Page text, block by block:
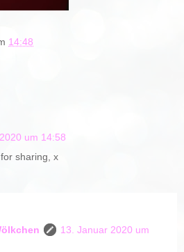
14:48
um 14:58
sharing, x
13. Januar 2020 um